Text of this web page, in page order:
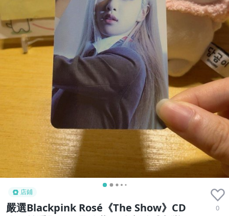
店鋪
嚴選Blackpink Rosé《The Show》CD
0